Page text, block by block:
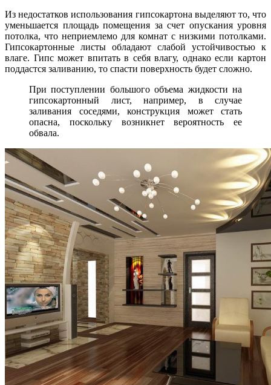
Из недостатков использования гипсокартона выделяют то, что
уменьшается площадь помещения за счет опускания уровня
потолка, что неприемлемо для комнат с низкими потолками.
Гипсокартонные листы обладают слабой устойчивостью к
влаге. Гипс может впитать в себя влагу, однако если картон
поддастся заливанию, то спасти поверхность будет сложно.
При поступлении большого объема жидкости на
гипсокартонный лист, например, в случае
заливания соседями, конструкция может стать
опасна, поскольку возникнет вероятность ее
обвала.